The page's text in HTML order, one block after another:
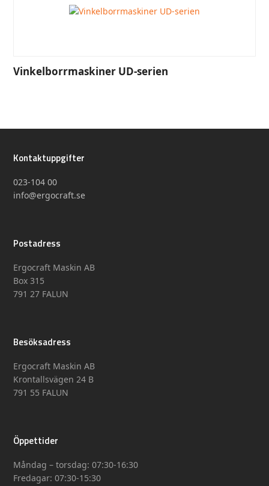
Vinkelborrmaskiner UD-serien
Kontaktuppgifter
023-104 00
info@ergocraft.se
Postadress
Ergocraft Maskin AB
Box 315
791 27 FALUN
Besöksadress
Ergocraft Maskin AB
Krontallsvägen 24 B
791 55 FALUN
Öppettider
Måndag – torsdag: 07:30-16:30
Fredagar: 07:30-15:30